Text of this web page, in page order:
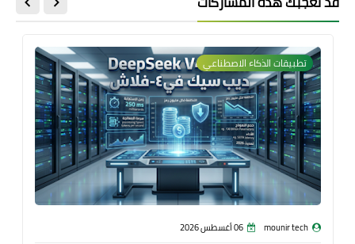
تطبيقات الذكاء الاصطناعي
mounir tech 06 أغسطس 2026